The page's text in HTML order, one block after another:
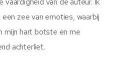
zee van emoties, waarbij
mijn hart botste en me
achterliet.